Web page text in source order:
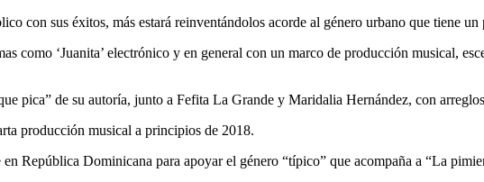
con sus éxitos, más estará reinventándolos acorde al género urbano que tiene
como ‘Juanita’ electrónico y en general con un marco de producción musical,
pica” de su autoría, junto a Fefita La Grande y Maridalia Hernández, con
producción musical a principios de 2018.
República Dominicana para apoyar el género “típico” que acompaña a “La